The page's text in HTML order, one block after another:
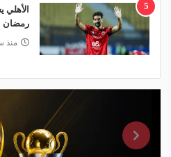
5
رمضان
منذ